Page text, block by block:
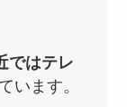
ではテレ
います。